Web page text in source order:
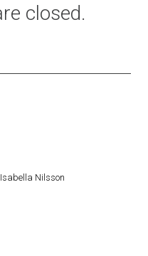
closed.
Nilsson